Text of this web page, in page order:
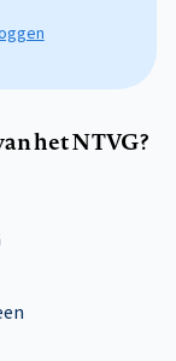
het NTVG?